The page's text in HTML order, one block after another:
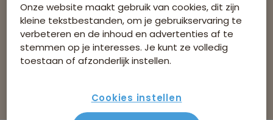
Reissoorten Reisperiode
Bekijk 1 reis
Onze website maakt gebruik van cookies, dit zijn
kleine tekstbestanden, om je gebruikservaring te
verbeteren en de inhoud en advertenties af te
stemmen op je interesses. Je kunt ze volledig
toestaan of afzonderlijk instellen.
Cookies instellen